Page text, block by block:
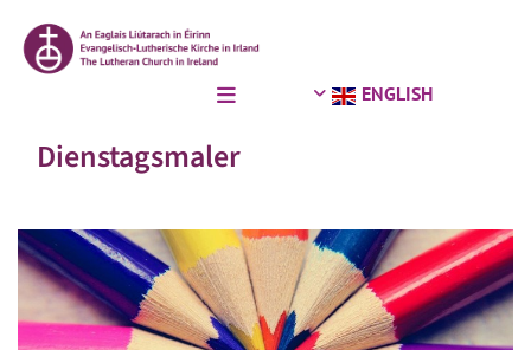
ENGLISH
Dienstagsmaler